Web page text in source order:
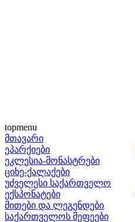
topmenu
მთავარი
ეპარქიები
ეკლესია-მონასტრები
ციხე-ქალაქები
უძველესი საქართველო
ექსპონატები
მითები და ლეგენდები
საქართველოს მეფეები